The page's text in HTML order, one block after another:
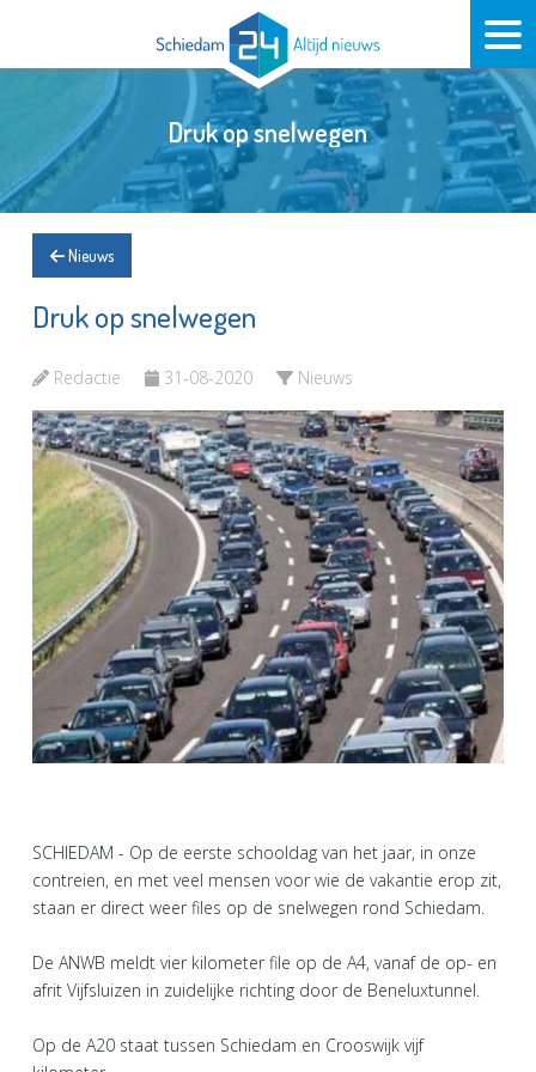
Druk op snelwegen
Nieuws
Druk op snelwegen
Redactie 31-08-2020 Nieuws
SCHIEDAM - Op de eerste schooldag van het jaar, in onze
contreien, en met veel mensen voor wie de vakantie erop zit,
staan er direct weer files op de snelwegen rond Schiedam.
De ANWB meldt vier kilometer file op de A4, vanaf de op- en
afrit Vijfsluizen in zuidelijke richting door de Beneluxtunnel.
Op de A20 staat tussen Schiedam en Crooswijk vijf